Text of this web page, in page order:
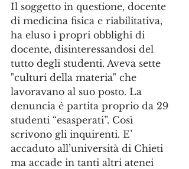
Il soggetto in questione, docente
di medicina fisica e riabilitativa,
ha eluso i propri obblighi di
docente, disinteressandosi del
tutto degli studenti. Aveva sette
"culturi della materia" che
lavoravano al suo posto. La
denuncia è partita proprio da 29
studenti “esasperati”. Così
scrivono gli inquirenti. E’
accaduto all’università di Chieti
ma accade in tanti altri atenei